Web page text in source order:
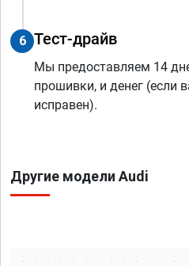
6 Тест-драйв
Мы предоставляем 14
прошивки, и денег (если
исправен).
Другие модели Audi